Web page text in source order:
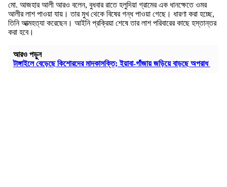
মো. আজহার আলী আরও বলেন, বুধবার রাতে হলুদিয়া গ্রামের এক ধানক্ষেতে ওমর
আলীর লাশ পাওয়া যায়। তার মুখ থেকে বিষের গন্ধ পাওয়া গেছে। ধারণা করা হচ্ছে,
তিনি আত্মহত্যা করেছেন। আইনি প্রক্রিয়া শেষে তার লাশ পরিবারের কাছে হস্তান্তর
করা হবে।
আরও পড়ুন
টাঙ্গাইলে বেড়েছে কিশোরদের মাদকাসক্তি; ইয়াবা-গাঁজায় জড়িয়ে বাড়ছে অপরাধ